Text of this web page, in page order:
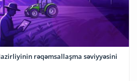
rəqəmsallaşma səviyyəsini